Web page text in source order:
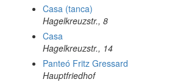
Casa (tanca)
Hagelkreuzstr., 8
Casa
Hagelkreuzstr., 14
Panteó Fritz Gressard
Hauptfriedhof